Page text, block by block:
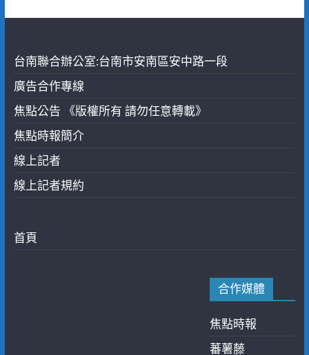
台南聯合辦公室:台南市安南區安中路一段
廣告合作專線
焦點公告 《版權所有 請勿任意轉載》
焦點時報簡介
線上記者
線上記者規約
首頁
合作媒體
焦點時報
蕃薯藤